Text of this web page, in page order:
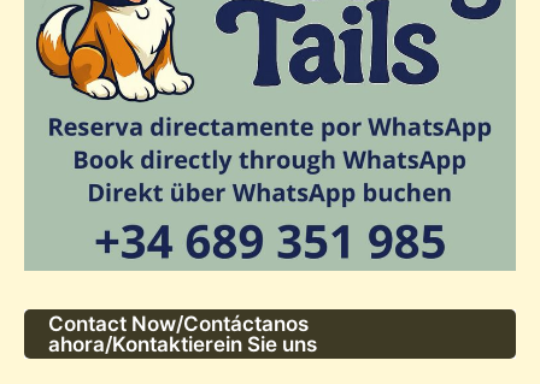
Contact Now/Contáctanos
ahora/Kontaktierein Sie uns